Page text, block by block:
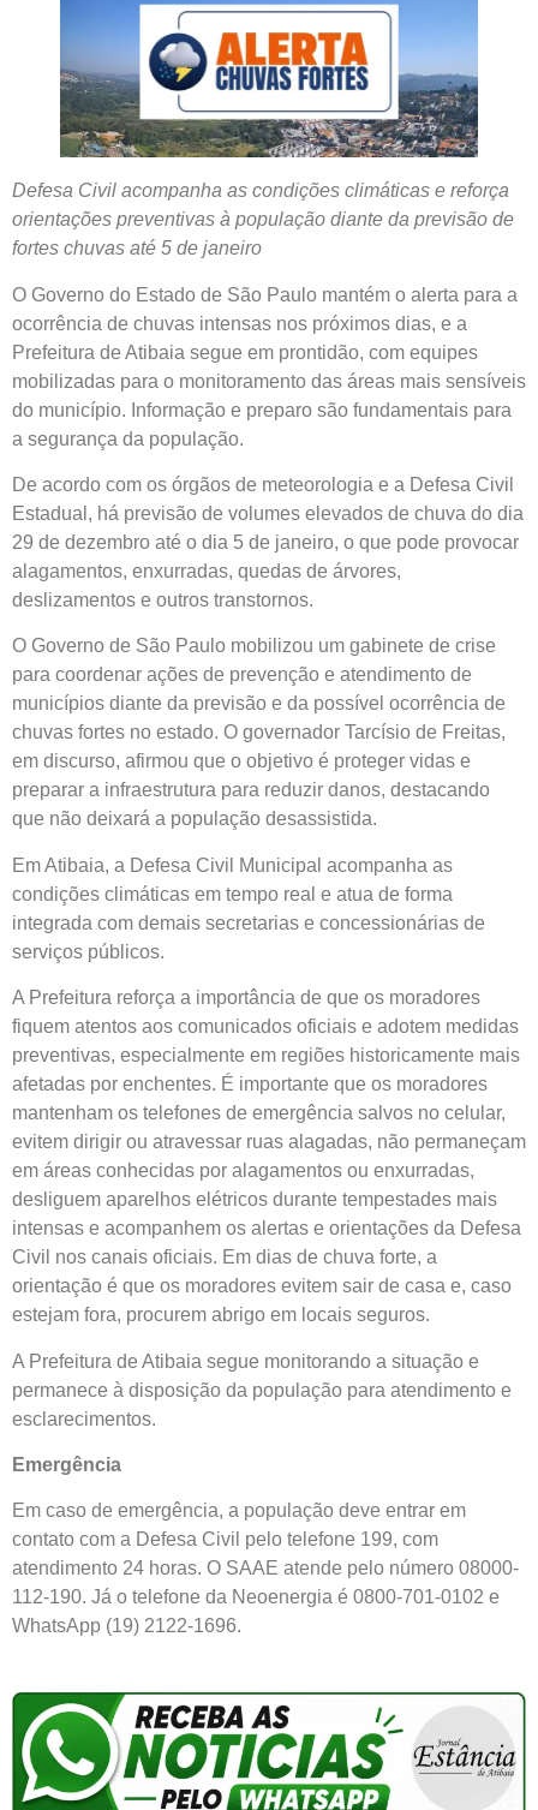
Defesa Civil acompanha as condições climáticas e reforça
orientações preventivas à população diante da previsão de
fortes chuvas até 5 de janeiro
O Governo do Estado de São Paulo mantém o alerta para a
ocorrência de chuvas intensas nos próximos dias, e a
Prefeitura de Atibaia segue em prontidão, com equipes
mobilizadas para o monitoramento das áreas mais sensíveis
do município. Informação e preparo são fundamentais para
a segurança da população.
De acordo com os órgãos de meteorologia e a Defesa Civil
Estadual, há previsão de volumes elevados de chuva do dia
29 de dezembro até o dia 5 de janeiro, o que pode provocar
alagamentos, enxurradas, quedas de árvores,
deslizamentos e outros transtornos.
O Governo de São Paulo mobilizou um gabinete de crise
para coordenar ações de prevenção e atendimento de
municípios diante da previsão e da possível ocorrência de
chuvas fortes no estado. O governador Tarcísio de Freitas,
em discurso, afirmou que o objetivo é proteger vidas e
preparar a infraestrutura para reduzir danos, destacando
que não deixará a população desassistida.
Em Atibaia, a Defesa Civil Municipal acompanha as
condições climáticas em tempo real e atua de forma
integrada com demais secretarias e concessionárias de
serviços públicos.
A Prefeitura reforça a importância de que os moradores
fiquem atentos aos comunicados oficiais e adotem medidas
preventivas, especialmente em regiões historicamente mais
afetadas por enchentes. É importante que os moradores
mantenham os telefones de emergência salvos no celular,
evitem dirigir ou atravessar ruas alagadas, não permaneçam
em áreas conhecidas por alagamentos ou enxurradas,
desliguem aparelhos elétricos durante tempestades mais
intensas e acompanhem os alertas e orientações da Defesa
Civil nos canais oficiais. Em dias de chuva forte, a
orientação é que os moradores evitem sair de casa e, caso
estejam fora, procurem abrigo em locais seguros.
A Prefeitura de Atibaia segue monitorando a situação e
permanece à disposição da população para atendimento e
esclarecimentos.
Emergência
Em caso de emergência, a população deve entrar em
contato com a Defesa Civil pelo telefone 199, com
atendimento 24 horas. O SAAE atende pelo número 08000-
112-190. Já o telefone da Neoenergia é 0800-701-0102 e
WhatsApp (19) 2122-1696.